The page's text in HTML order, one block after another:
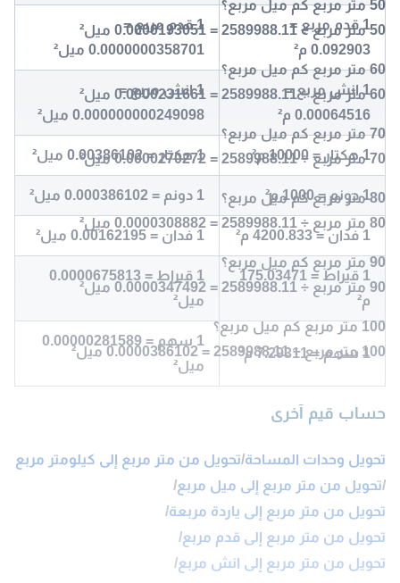
50 متر مربع كم ميل مربع؟
50 متر مربع ÷ 2589988.11 = 0.0000193051 ميل²
60 متر مربع كم ميل مربع؟
60 متر مربع ÷ 2589988.11 = 0.0000231661 ميل²
70 متر مربع كم ميل مربع؟
70 متر مربع ÷ 2589988.11 = 0.0000270272 ميل²
80 متر مربع كم ميل مربع؟
80 متر مربع ÷ 2589988.11 = 0.0000308882 ميل²
90 متر مربع كم ميل مربع؟
90 متر مربع ÷ 2589988.11 = 0.0000347492 ميل²
100 متر مربع كم ميل مربع؟
100 متر مربع ÷ 2589988.11 = 0.0000386102 ميل²
1 قدم مربع =
0.092903 م²
1 قدم مربع =
0.0000000358701 ميل²
1 انش مربع =
0.00064516 م²
1 انش مربع =
0.000000000249098 ميل²
1 هكتار = 10000 م² 1 هكتار = 0.00386102 ميل²
1 دونم = 1000 م² 1 دونم = 0.000386102 ميل²
1 فدان = 4200.833 م² 1 فدان = 0.00162195 ميل²
1 قيراط = 175.03471
م²
1 قيراط = 0.0000675813
ميل²
1 سهم = 7.29311 م²
1 سهم = 0.00000281589
ميل²
حساب قيم آخرى
تحويل وحدات المساحة/تحويل من متر مربع إلى كيلومتر مربع
/تحويل من متر مربع إلى ميل مربع/
تحويل من متر مربع إلى ياردة مربعة/
تحويل من متر مربع إلى قدم مربع/
تحويل من متر مربع إلى انش مربع/